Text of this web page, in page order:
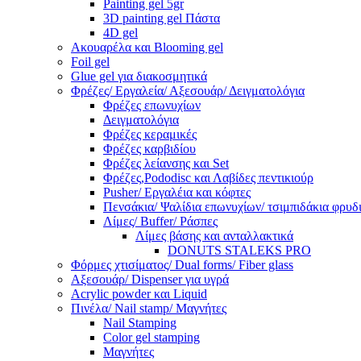
Painting gel 5gr
3D painting gel Πάστα
4D gel
Ακουαρέλα και Blooming gel
Foil gel
Glue gel για διακοσμητικά
Φρέζες/ Εργαλεία/ Αξεσουάρ/ Δειγματολόγια
Φρέζες επωνυχίων
Δειγματολόγια
Φρέζες κεραμικές
Φρέζες καρβιδίου
Φρέζες λείανσης και Set
Φρέζες,Pododisc και Λαβίδες πεντικιούρ
Pusher/ Εργαλέια και κόφτες
Πενσάκια/ Ψαλίδια επωνυχίων/ τσιμπιδάκια
Λίμες/ Buffer/ Ράσπες
Λίμες βάσης και ανταλλακτικά
DONUTS STALEKS PRO
Φόρμες χτισίματος/ Dual forms/ Fiber glass
Αξεσουάρ/ Dispenser για υγρά
Acrylic powder και Liquid
Πινέλα/ Nail stamp/ Μαγνήτες
Nail Stamping
Color gel stamping
Μαγνήτες